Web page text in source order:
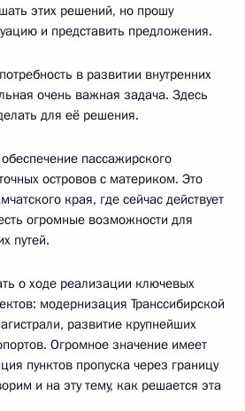
этих решений, но прошу
и представить предложения.
в развитии внутренних
очень важная задача. Здесь
для её решения.
пассажирского
островов с материком. Это
края, где сейчас действует
огромные возможности для
путей.
о ходе реализации ключевых
модернизация Транссибирской
развитие крупнейших
Огромное значение имеет
пунктов пропуска через границу
и на эту тему, как решается эта